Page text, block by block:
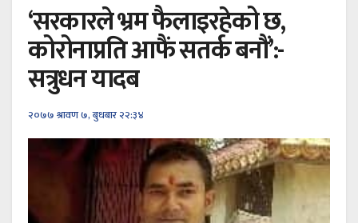
‘सरकारले भ्रम फैलाइरहेको छ,
कोरोनाप्रति आफैं सतर्क बनौं’:-
सत्रुधन यादब
२०७७ श्रावण ७, बुधबार २२:३४